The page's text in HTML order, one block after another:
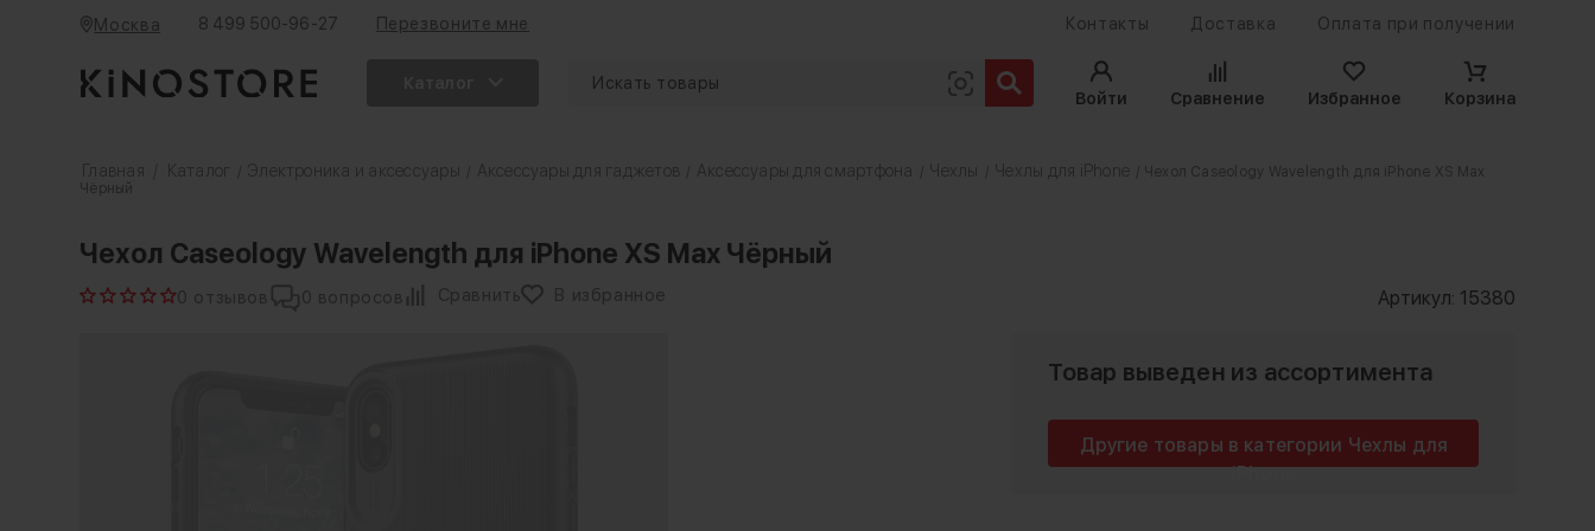
Москва 8 499 500-96-27 Перезвоните мне Контакты Доставка Оплата при получении
Войти
Сравнение Избранное Корзина
Главная Каталог Электроника и аксессуары Аксессуары для гаджетов Аксессуары для смартфона Чехлы Чехлы для iPhone
/ Чехол Caseology Wavelength для iPhone XS Max
Чёрный
Чехол Caseology Wavelength для iPhone XS Max Чёрный
0 отзывов 0 вопросов Сравнить В избранное Артикул: 15380
Товар выведен из ассортимента
Другие товары в категории Чехлы для
iPhone